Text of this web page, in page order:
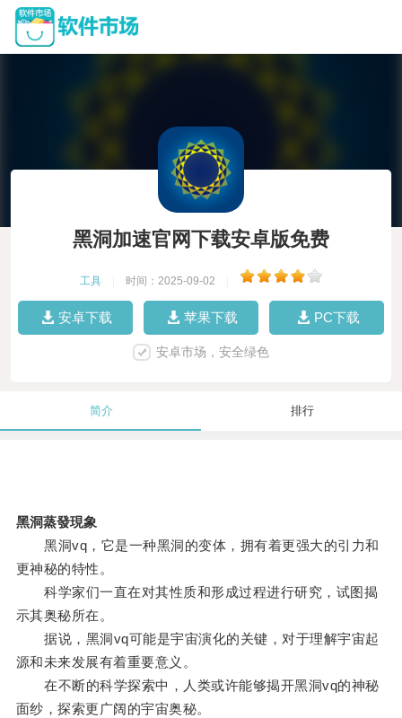
黑洞加速官网下载安卓版免费
工具 时间：2025-09-02
安卓下载 苹果下载 PC下载
安卓市场，安全绿色
简介 排行
黑洞蒸發現象
黑洞vq，它是一种黑洞的变体，拥有着更强大的引力和
更神秘的特性。
科学家们一直在对其性质和形成过程进行研究，试图揭
示其奥秘所在。
据说，黑洞vq可能是宇宙演化的关键，对于理解宇宙起
源和未来发展有着重要意义。
在不断的科学探索中，人类或许能够揭开黑洞vq的神秘
面纱，探索更广阔的宇宙奥秘。